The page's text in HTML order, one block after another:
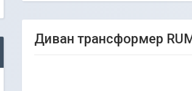
Диван трансформер